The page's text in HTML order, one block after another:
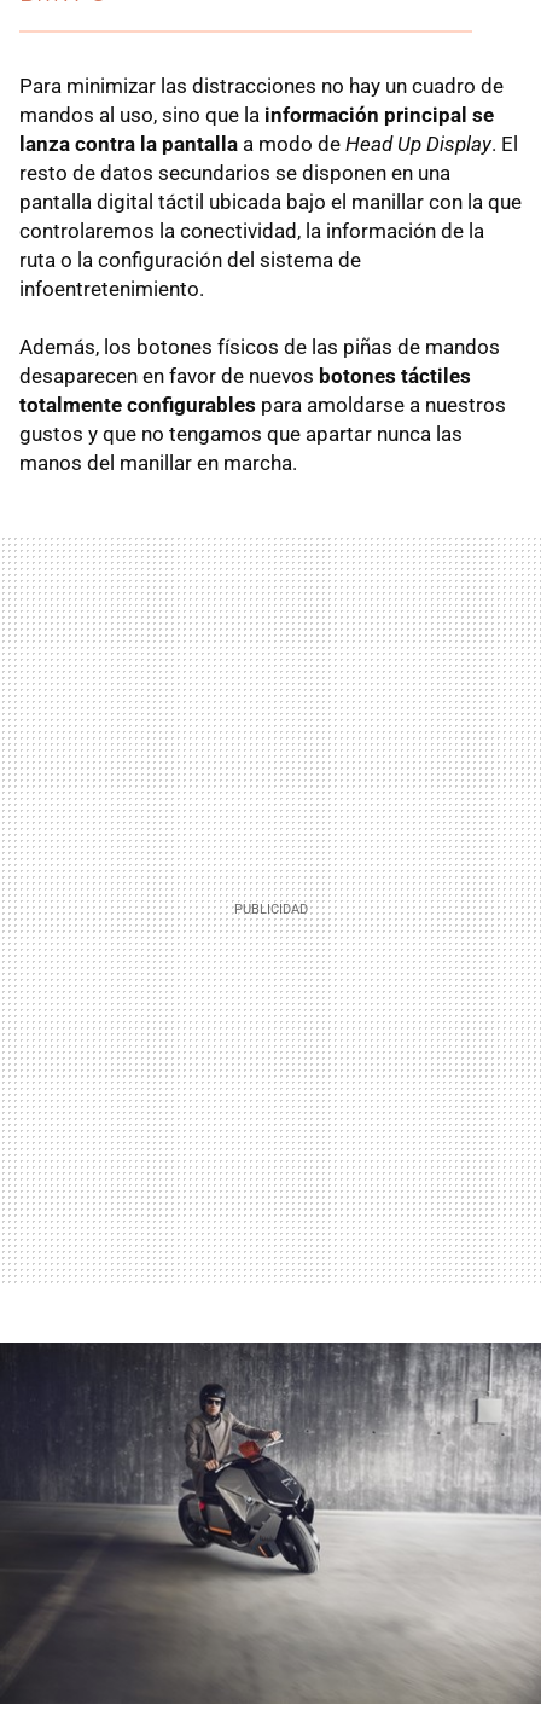
Para minimizar las distracciones no hay un cuadro de
mandos al uso, sino que la información principal se
lanza contra la pantalla a modo de Head Up Display. El
resto de datos secundarios se disponen en una
pantalla digital táctil ubicada bajo el manillar con la que
controlaremos la conectividad, la información de la
ruta o la configuración del sistema de
infoentretenimiento.
Además, los botones físicos de las piñas de mandos
desaparecen en favor de nuevos botones táctiles
totalmente configurables para amoldarse a nuestros
gustos y que no tengamos que apartar nunca las
manos del manillar en marcha.